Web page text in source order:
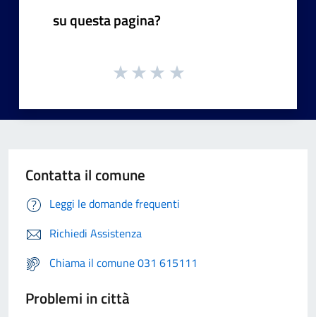
su questa pagina?
Contatta il comune
Leggi le domande frequenti
Richiedi Assistenza
Chiama il comune 031 615111
Problemi in città